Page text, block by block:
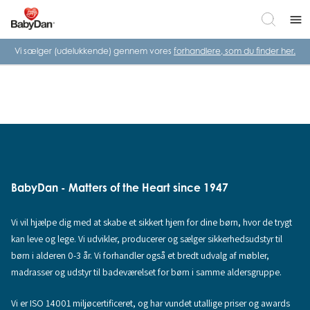
menu
Vi sælger (udelukkende) gennem vores forhandlere, som du finder her.
BabyDan - Matters of the Heart since 1947
Vi vil hjælpe dig med at skabe et sikkert hjem for dine børn, hvor de trygt
kan leve og lege. Vi udvikler, producerer og sælger sikkerhedsudstyr til
børn i alderen 0-3 år. Vi forhandler også et bredt udvalg af møbler,
madrasser og udstyr til badeværelset for børn i samme aldersgruppe.
Vi er ISO 14001 miljøcertificeret, og har vundet utallige priser og awards